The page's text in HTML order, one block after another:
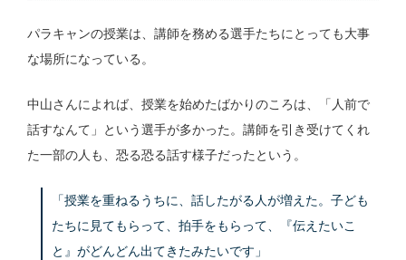
パラキャンの授業は、講師を務める選手たちにとっても大事
な場所になっている。
中山さんによれば、授業を始めたばかりのころは、「人前で
話すなんて」という選手が多かった。講師を引き受けてくれ
た一部の人も、恐る恐る話す様子だったという。
「授業を重ねるうちに、話したがる人が増えた。子ども
たちに見てもらって、拍手をもらって、『伝えたいこ
と』がどんどん出てきたみたいです」